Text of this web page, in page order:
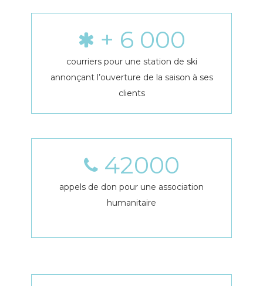
+ 6 000
courriers pour une station de ski
annonçant l’ouverture de la saison à ses
clients
42000
appels de don pour une association
humanitaire